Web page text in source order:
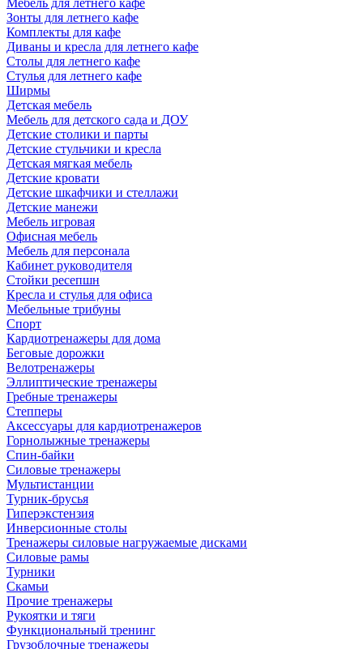
Мебель для летнего кафе
Зонты для летнего кафе
Комплекты для кафе
Диваны и кресла для летнего кафе
Столы для летнего кафе
Стулья для летнего кафе
Ширмы
Детская мебель
Мебель для детского сада и ДОУ
Детские столики и парты
Детские стульчики и кресла
Детская мягкая мебель
Детские кровати
Детские шкафчики и стеллажи
Детские манежи
Мебель игровая
Офисная мебель
Мебель для персонала
Кабинет руководителя
Стойки ресепшн
Кресла и стулья для офиса
Мебельные трибуны
Спорт
Кардиотренажеры для дома
Беговые дорожки
Велотренажеры
Эллиптические тренажеры
Гребные тренажеры
Степперы
Аксессуары для кардиотренажеров
Горнолыжные тренажеры
Спин-байки
Силовые тренажеры
Мультистанции
Турник-брусья
Гиперэкстензия
Инверсионные столы
Тренажеры силовые нагружаемые дисками
Силовые рамы
Турники
Скамьи
Прочие тренажеры
Рукоятки и тяги
Функциональный тренинг
Грузоблочные тренажеры